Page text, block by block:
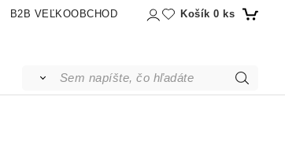
B2B VEĽKOOBCHOD Košík 0 ks